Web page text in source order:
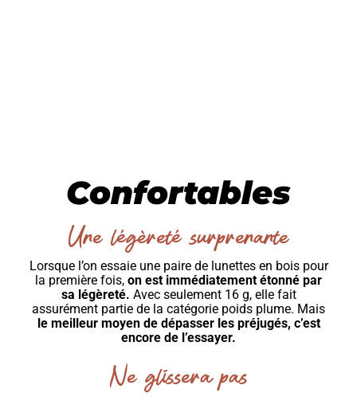
Confortables
Une légèreté surprenante
Lorsque l’on essaie une paire de lunettes en bois pour
la première fois, on est immédiatement étonné par
sa légèreté. Avec seulement 16 g, elle fait
assurément partie de la catégorie poids plume. Mais
le meilleur moyen de dépasser les préjugés, c’est
encore de l’essayer.
Ne glissera pas